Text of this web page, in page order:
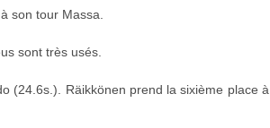
son tour Massa.
sont très usés.
(24.6s.). Räikkönen prend la sixième place à